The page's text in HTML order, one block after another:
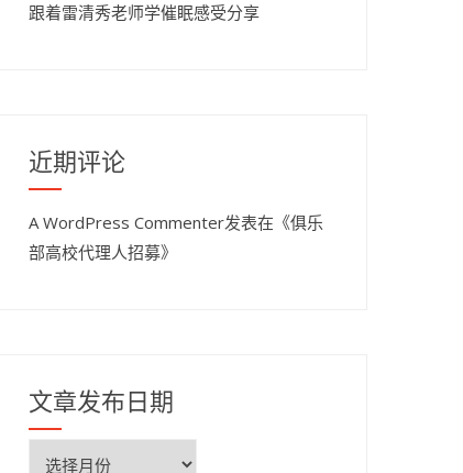
跟着雷清秀老师学催眠感受分享
近期评论
A WordPress Commenter发表在《俱乐
部高校代理人招募》
文章发布日期